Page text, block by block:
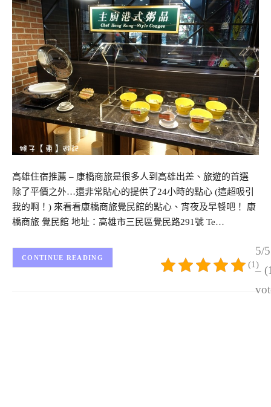
高雄住宿推薦 – 康橋商旅是很多人到高雄出差、旅遊的首選
除了平價之外…還非常貼心的提供了24小時的點心 (這超吸引
我的啊！) 來看看康橋商旅覺民館的點心、宵夜及早餐吧！ 康
橋商旅 覺民館 地址：高雄市三民區覺民路291號 Te…
5/5
–
(1)
CONTINUE READING